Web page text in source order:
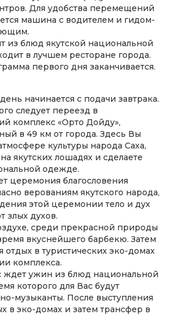
Для удобства перемещений
машина с водителем и гидом-
из блюд якутской национальной
в лучшем ресторане города.
первого дня заканчивается.
начинается с подачи завтрака.
следует переезд в
комплекс «Орто Дойду»,
в 49 км от города. Здесь Вы
культуры народа Саха,
якутских лошадях и сделаете
одежде.
церемония благословения
верованиям якутского народа,
этой церемонии тело и дух
злых духов.
среди прекрасной природы
вкуснейшего барбекю. Затем
отдых в туристических эко-домах
комплекса.
ждет ужин из блюд национальной
которого для Вас будут
музыканты. После выступления
в эко-домах и затем трансфер в